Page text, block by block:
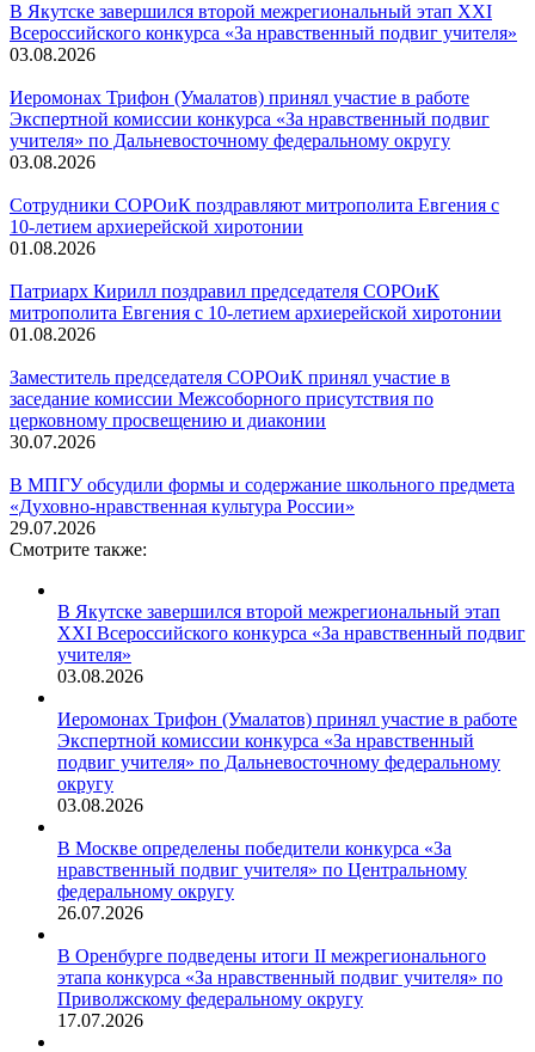
В Якутске завершился второй межрегиональный этап XXI
Всероссийского конкурса «За нравственный подвиг учителя»
03.08.2026
Иеромонах Трифон (Умалатов) принял участие в работе
Экспертной комиссии конкурса «За нравственный подвиг
учителя» по Дальневосточному федеральному округу
03.08.2026
Сотрудники СОРОиК поздравляют митрополита Евгения с
10-летием архиерейской хиротонии
01.08.2026
Патриарх Кирилл поздравил председателя СОРОиК
митрополита Евгения с 10-летием архиерейской хиротонии
01.08.2026
Заместитель председателя СОРОиК принял участие в
заседание комиссии Межсоборного присутствия по
церковному просвещению и диаконии
30.07.2026
В МПГУ обсудили формы и содержание школьного предмета
«Духовно-нравственная культура России»
29.07.2026
Смотрите также:
В Якутске завершился второй межрегиональный этап
XXI Всероссийского конкурса «За нравственный подвиг
учителя»
03.08.2026
Иеромонах Трифон (Умалатов) принял участие в работе
Экспертной комиссии конкурса «За нравственный
подвиг учителя» по Дальневосточному федеральному
округу
03.08.2026
В Москве определены победители конкурса «За
нравственный подвиг учителя» по Центральному
федеральному округу
26.07.2026
В Оренбурге подведены итоги II межрегионального
этапа конкурса «За нравственный подвиг учителя» по
Приволжскому федеральному округу
17.07.2026